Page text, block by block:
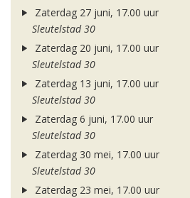
Zaterdag 27 juni, 17.00 uur
Sleutelstad 30
Zaterdag 20 juni, 17.00 uur
Sleutelstad 30
Zaterdag 13 juni, 17.00 uur
Sleutelstad 30
Zaterdag 6 juni, 17.00 uur
Sleutelstad 30
Zaterdag 30 mei, 17.00 uur
Sleutelstad 30
Zaterdag 23 mei, 17.00 uur